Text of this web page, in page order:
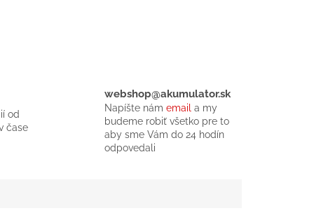
od
čase
webshop@akumulator.sk
Napíšte nám email a my
budeme robiť všetko pre to
aby sme Vám do 24 hodín
odpovedali